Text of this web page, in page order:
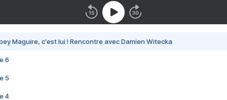
Maguire, c'est lui ! Rencontre avec Damien Witecka
6
5
4